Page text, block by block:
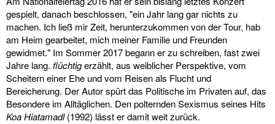
gespielt, danach beschlossen, "ein Jahr lang gar nichts zu
machen. Ich ließ mir Zeit, herunterzukommen von der Tour, hab
am Heim gearbeitet, mich meiner Familie und Freunden
gewidmet." Im Sommer 2017 begann er zu schreiben, fast zwei
Jahre lang. flüchtigerzählt, aus weiblicher Perspektive, vom
Scheitern einer Ehe und vom Reisen als Flucht und
Bereicherung. Der Autor spürt das Politische im Privaten auf, das
Besondere im Alltäglichen. Den polternden Sexismus seines Hits
Koa Hiatamadl(1992) lässt er damit weit zurück.